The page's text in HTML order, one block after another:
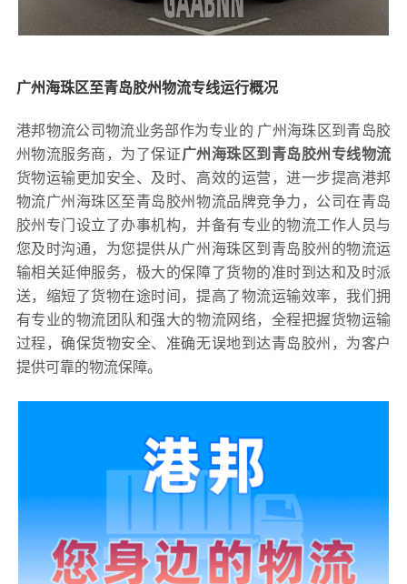
广州海珠区至青岛胶州物流专线运行概况
港邦物流公司物流业务部作为专业的 广州海珠区到青岛胶
州物流服务商，为了保证广州海珠区到青岛胶州专线物流
货物运输更加安全、及时、高效的运营，进一步提高港邦
物流广州海珠区至青岛胶州物流品牌竞争力，公司在青岛
胶州专门设立了办事机构，并备有专业的物流工作人员与
您及时沟通，为您提供从广州海珠区到青岛胶州的物流运
输相关延伸服务，极大的保障了货物的准时到达和及时派
送，缩短了货物在途时间，提高了物流运输效率，我们拥
有专业的物流团队和强大的物流网络，全程把握货物运输
过程，确保货物安全、准确无误地到达青岛胶州，为客户
提供可靠的物流保障。